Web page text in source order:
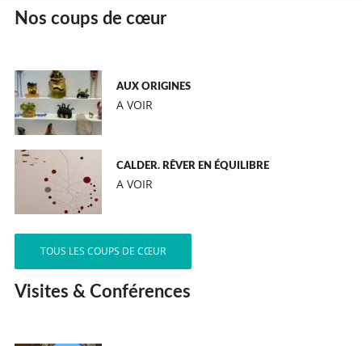
Nos coups de cœur
AUX ORIGINES
A VOIR
CALDER. RÊVER EN ÉQUILIBRE
A VOIR
TOUS LES COUPS DE CŒUR
Visites & Conférences